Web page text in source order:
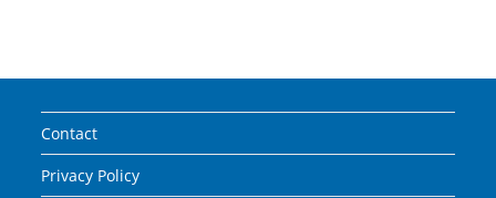
Contact
Privacy Policy